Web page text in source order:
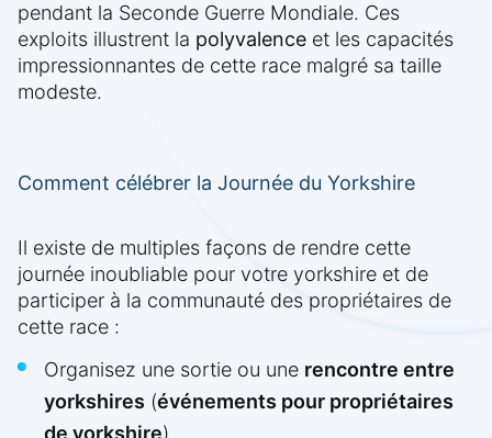
pendant la Seconde Guerre Mondiale. Ces
exploits illustrent la polyvalence et les capacités
impressionnantes de cette race malgré sa taille
modeste.
Comment célébrer la Journée du Yorkshire
Il existe de multiples façons de rendre cette
journée inoubliable pour votre yorkshire et de
participer à la communauté des propriétaires de
cette race :
Organisez une sortie ou une rencontre entre
yorkshires (événements pour propriétaires